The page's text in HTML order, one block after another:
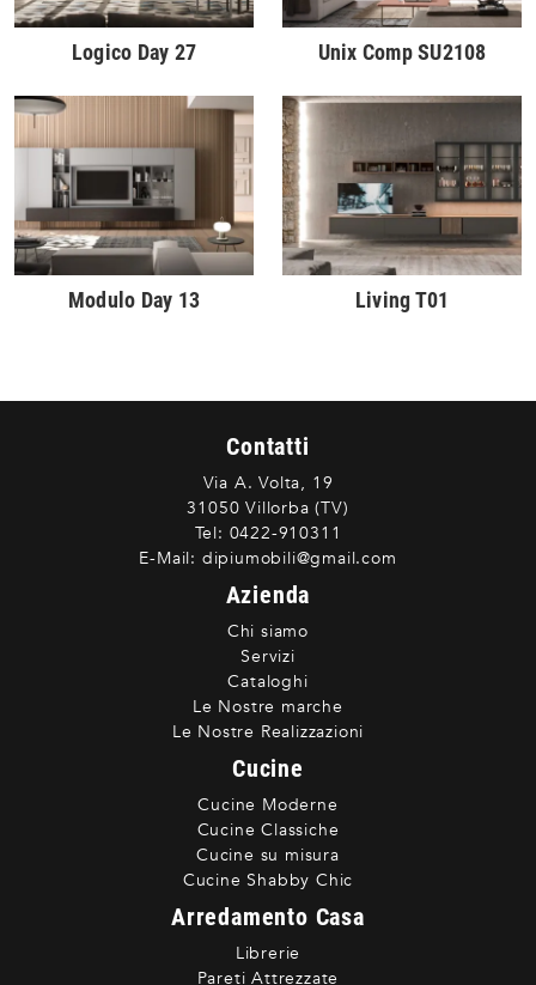
Logico Day 27 Unix Comp SU2108
Modulo Day 13 Living T01
Contatti
Via A. Volta, 19
31050 Villorba (TV)
Tel: 0422-910311
E-Mail: dipiumobili@gmail.com
Azienda
Chi siamo
Servizi
Cataloghi
Le Nostre marche
Le Nostre Realizzazioni
Cucine
Cucine Moderne
Cucine Classiche
Cucine su misura
Cucine Shabby Chic
Arredamento Casa
Librerie
Pareti Attrezzate